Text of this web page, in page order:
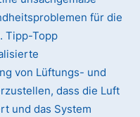
für die
Tipp-Topp
von Lüftungs- und
dass die Luft
und das System